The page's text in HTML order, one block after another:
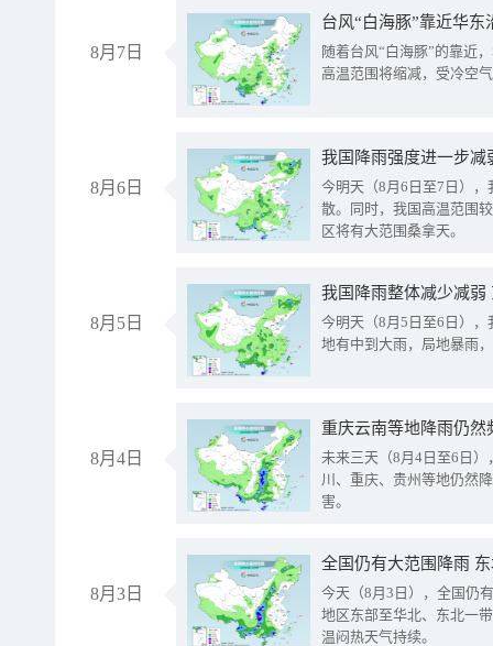
8月7日
台风“白海豚”靠近华
随着台风“白海豚”的靠近
高温范围将缩减，受冷空
8月6日
今明天（8月6日至7日）
散。同时，我国高温范围
区将有大范围桑拿天。
8月5日
我国降雨整体减少减弱
今明天（8月5日至6日）
地有中到大雨，局地暴雨
8月4日
重庆云南等地降雨仍然
未来三天（8月4日至6日
川、重庆、贵州等地仍然
害。
8月3日
全国仍有大范围降雨
今天（8月3日），全国仍
地区东部至华北、东北一
温闷热天气持续。